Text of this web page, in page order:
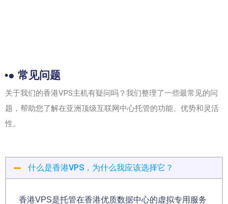
•● 常见问题
关于我们的香港VPS主机有疑问吗？我们整理了一些最常见的问
题，帮助您了解在亚洲顶级互联网中心托管的功能、优势和灵活
性。
什么是香港VPS，为什么我应该选择它？
香港VPS是托管在香港优质数据中心的虚拟专用服务